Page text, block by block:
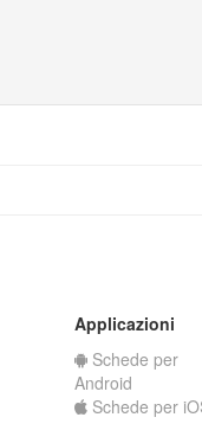
Applicazioni
Schede per
Android
Schede per